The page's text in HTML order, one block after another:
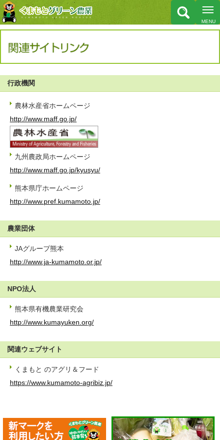
行政機関
農林水産省ホームページ
http://www.maff.go.jp/
九州農政局ホームページ
http://www.maff.go.jp/kyusyu/
熊本県庁ホームページ
http://www.pref.kumamoto.jp/
農業団体
JAグループ熊本
http://www.ja-kumamoto.or.jp/
NPO法人
熊本県有機農業研究会
http://www.kumayuken.org/
関連ウェブサイト
くまもと のアグリ＆フード
https://www.kumamoto-agribiz.jp/